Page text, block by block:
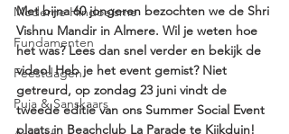
Moderne Hindoeïsme
Fundamenten
Feestdagen
Puja & Sanskaars
Met bijna 60 jongeren bezochten we de Shri
Vishnu Mandir in Almere. Wil je weten hoe
het was? Lees dan snel verder en bekijk de
video! Heb je het event gemist? Niet
getreurd, op zondag 23 juni vindt de
tweede editie van ons Summer Social Event
plaats in Beachclub La Parade te Kijkduin!